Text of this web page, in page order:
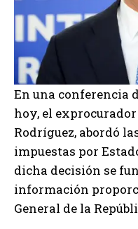
En una conferencia
hoy, el
Rodríguez, abordó
impuestas por
dicha decisión se
información
General de la